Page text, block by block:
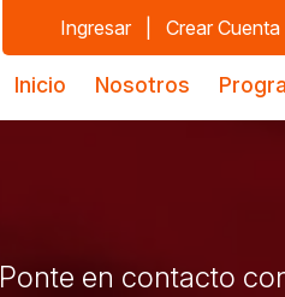
Inicio Nosotros
Ingresar Crear Cuenta
Ponte en contacto